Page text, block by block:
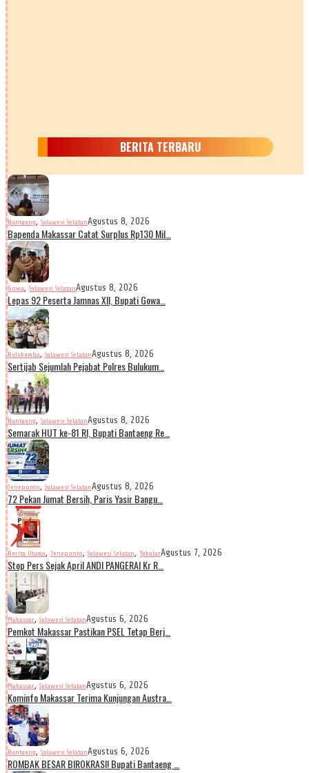
BERITA TERBARU
Bantaeng Sulawesi SelatanAgustus 8, 2026
Bapenda Makassar Catat Surplus Rp130 Mil…
Gowa Sulawesi SelatanAgustus 8, 2026
Lepas 92 Peserta Jamnas XII, Bupati Gowa…
Bulukumba Sulawesi SelatanAgustus 8, 2026
Sertijab Sejumlah Pejabat Polres Bulukum…
Bantaeng Sulawesi SelatanAgustus 8, 2026
Semarak HUT ke-81 RI, Bupati Bantaeng Re…
Jeneponto Sulawesi SelatanAgustus 8, 2026
72 Pekan Jumat Bersih, Paris Yasir Bangu…
Berita Utama Jeneponto Sulawesi Selatan TakalarAgustus 7, 2026
Stop Pers Sejak April ANDI PANGERAI Kr R…
Makassar Sulawesi SelatanAgustus 6, 2026
Pemkot Makassar Pastikan PSEL Tetap Berj…
Makassar Sulawesi SelatanAgustus 6, 2026
Kominfo Makassar Terima Kunjungan Austra…
Bantaeng Sulawesi SelatanAgustus 6, 2026
ROMBAK BESAR BIROKRASI! Bupati Bantaeng …